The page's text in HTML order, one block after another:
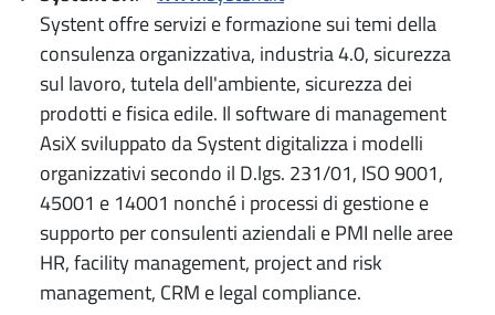
Systent offre servizi e formazione sui temi della
consulenza organizzativa, industria 4.0, sicurezza
sul lavoro, tutela dell'ambiente, sicurezza dei
prodotti e fisica edile. Il software di management
AsiX sviluppato da Systent digitalizza i modelli
organizzativi secondo il D.lgs. 231/01, ISO 9001,
45001 e 14001 nonché i processi di gestione e
supporto per consulenti aziendali e PMI nelle aree
HR, facility management, project and risk
management, CRM e legal compliance.